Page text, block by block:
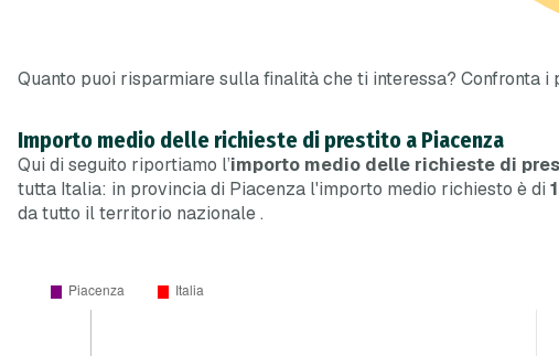
Quanto puoi risparmiare sulla finalità che ti interessa? Confronta
Importo medio delle richieste di prestito a Piacenza
Qui di seguito riportiamo l’importo medio delle richieste di
tutta Italia: in provincia di Piacenza l'importo medio richiesto è di
da tutto il territorio nazionale.